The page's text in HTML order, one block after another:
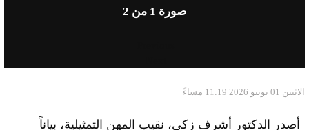
صورة 1 من 2
الاثنين 01 يونيو 2026 11:19 مساءً
أصدر الدكتور أشرف زكي، نقيب المهن التمثيلية، بياناً